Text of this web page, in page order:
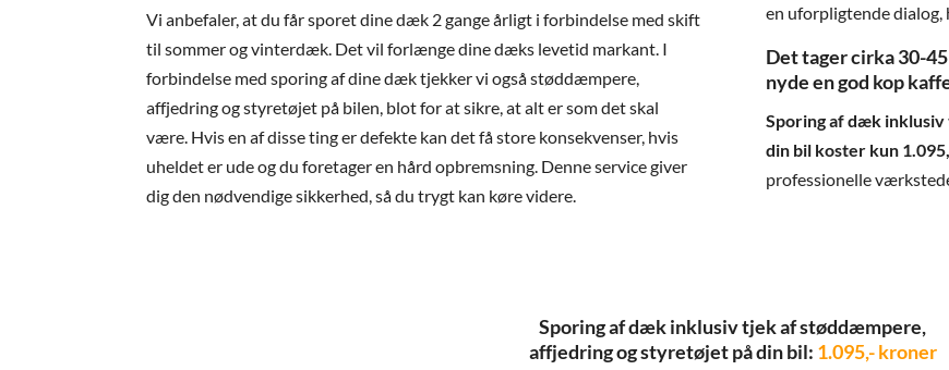
Vi anbefaler, at du får sporet dine dæk 2 gange årligt i forbindelse med skift
til sommer og vinterdæk. Det vil forlænge dine dæks levetid markant. I
forbindelse med sporing af dine dæk tjekker vi også støddæmpere,
affjedring og styretøjet på bilen, blot for at sikre, at alt er som det skal
være. Hvis en af disse ting er defekte kan det få store konsekvenser, hvis
uheldet er ude og du foretager en hård opbremsning. Denne service giver
dig den nødvendige sikkerhed, så du trygt kan køre videre.
en uforpligtende dialog,
Det tager cirka 30-
nyde en god kop
Sporing af dæk
din bil koster kun
professionelle
Sporing af dæk inklusiv tjek af støddæmpere,
affjedring og styretøjet på din bil: 1.095,- kroner